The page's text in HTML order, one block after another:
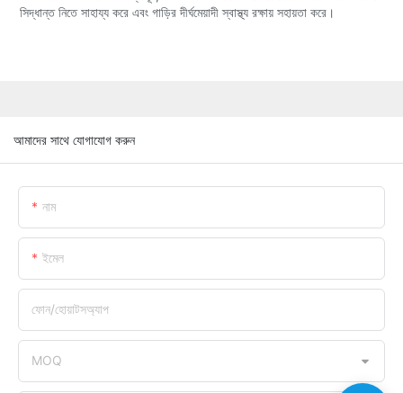
সিদ্ধান্ত নিতে সাহায্য করে এবং গাড়ির দীর্ঘমেয়াদী স্বাস্থ্য রক্ষায় সহায়তা করে।
আমাদের সাথে যোগাযোগ করুন
নাম
ইমেল
ফোন/হোয়াটসঅ্যাপ
MOQ